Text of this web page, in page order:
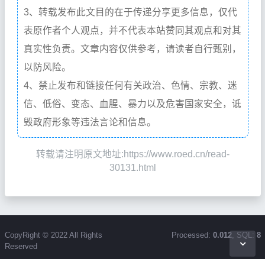
3、转载发布此文目的在于传递分享更多信息，仅代
表原作者个人观点，并不代表本站赞同其观点和对其
真实性负责。文章内容仅供参考，请读者自行甄别，
以防风险。
4、禁止发布和链接任何有关政治、色情、宗教、迷
信、低俗、变态、血腥、暴力以及危害国家安全，诋
毁政府形象等违法言论和信息。
转载请注明原文地址:https://www.roed.cn/read-
30131.html
CopyRight © 2022 All Rights
Reserved
Processed: 0.012, SQL: 8